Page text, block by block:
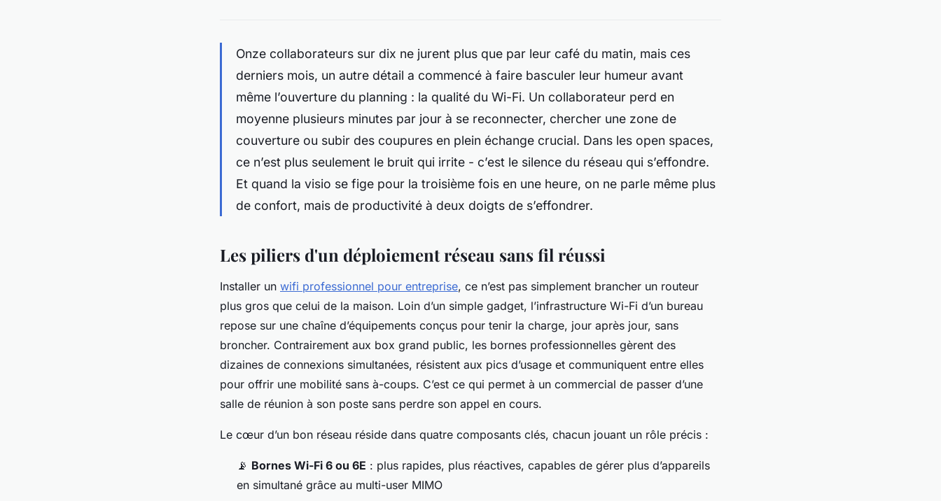
Onze collaborateurs sur dix ne jurent plus que par leur café du matin, mais ces
derniers mois, un autre détail a commencé à faire basculer leur humeur avant
même l’ouverture du planning : la qualité du Wi-Fi. Un collaborateur perd en
moyenne plusieurs minutes par jour à se reconnecter, chercher une zone de
couverture ou subir des coupures en plein échange crucial. Dans les open spaces,
ce n’est plus seulement le bruit qui irrite - c’est le silence du réseau qui s’effondre.
Et quand la visio se fige pour la troisième fois en une heure, on ne parle même plus
de confort, mais de productivité à deux doigts de s’effondrer.
Les piliers d'un déploiement réseau sans fil réussi
Installer un wifi professionnel pour entreprise, ce n’est pas simplement brancher un routeur
plus gros que celui de la maison. Loin d’un simple gadget, l’infrastructure Wi-Fi d’un bureau
repose sur une chaîne d’équipements conçus pour tenir la charge, jour après jour, sans
broncher. Contrairement aux box grand public, les bornes professionnelles gèrent des
dizaines de connexions simultanées, résistent aux pics d’usage et communiquent entre elles
pour offrir une mobilité sans à-coups. C’est ce qui permet à un commercial de passer d’une
salle de réunion à son poste sans perdre son appel en cours.
Le cœur d’un bon réseau réside dans quatre composants clés, chacun jouant un rôle précis :
📡 Bornes Wi-Fi 6 ou 6E : plus rapides, plus réactives, capables de gérer plus d’appareils
en simultané grâce au multi-user MIMO